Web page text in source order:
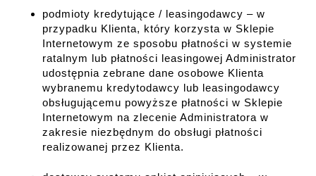
podmioty kredytujące / leasingodawcy – w
przypadku Klienta, który korzysta w Sklepie
Internetowym ze sposobu płatności w systemie
ratalnym lub płatności leasingowej Administrator
udostępnia zebrane dane osobowe Klienta
wybranemu kredytodawcy lub leasingodawcy
obsługującemu powyższe płatności w Sklepie
Internetowym na zlecenie Administratora w
zakresie niezbędnym do obsługi płatności
realizowanej przez Klienta.